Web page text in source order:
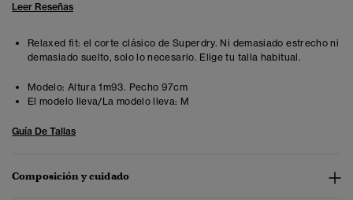
Leer Reseñas
Relaxed fit: el corte clásico de Superdry. Ni demasiado estrecho ni
demasiado suelto, solo lo necesario. Elige tu talla habitual.
Modelo: Altura 1m93. Pecho 97cm
El modelo lleva/La modelo lleva: M
Guía De Tallas
Composición y cuidado